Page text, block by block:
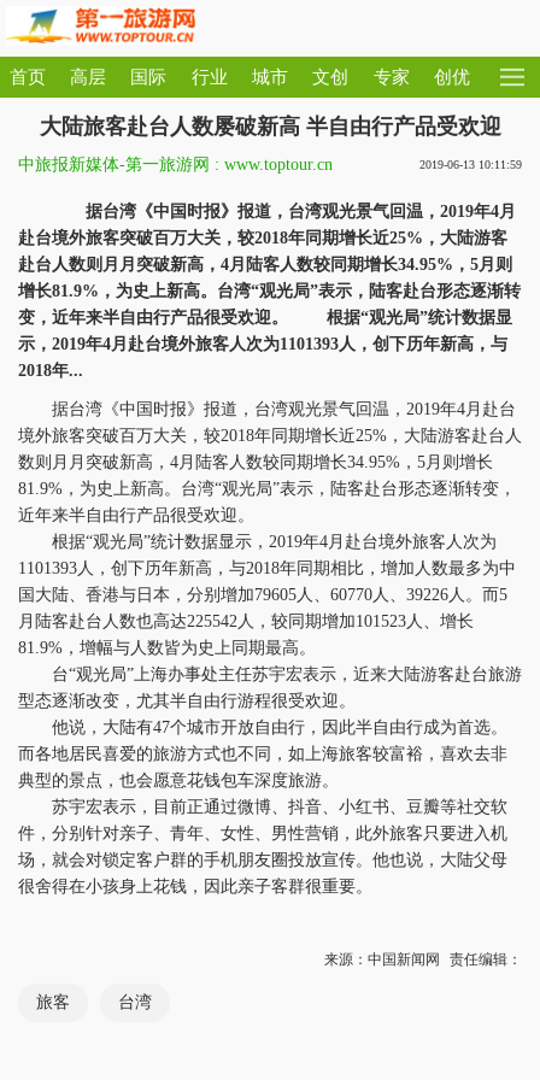
首页 高层 国际 行业 城市 文创 专家 创优
大陆旅客赴台人数屡破新高 半自由行产品受欢迎
中旅报新媒体-第一旅游网 : www.toptour.cn 2019-06-13 10:11:59
据台湾《中国时报》报道，台湾观光景气回温，2019年4月
赴台境外旅客突破百万大关，较2018年同期增长近25%，大陆游客
赴台人数则月月突破新高，4月陆客人数较同期增长34.95%，5月则
增长81.9%，为史上新高。台湾“观光局”表示，陆客赴台形态逐渐转
变，近年来半自由行产品很受欢迎。 根据“观光局”统计数据显
示，2019年4月赴台境外旅客人次为1101393人，创下历年新高，与
2018年...
据台湾《中国时报》报道，台湾观光景气回温，2019年4月赴台
境外旅客突破百万大关，较2018年同期增长近25%，大陆游客赴台人
数则月月突破新高，4月陆客人数较同期增长34.95%，5月则增长
81.9%，为史上新高。台湾“观光局”表示，陆客赴台形态逐渐转变，
近年来半自由行产品很受欢迎。
根据“观光局”统计数据显示，2019年4月赴台境外旅客人次为
1101393人，创下历年新高，与2018年同期相比，增加人数最多为中
国大陆、香港与日本，分别增加79605人、60770人、39226人。而5
月陆客赴台人数也高达225542人，较同期增加101523人、增长
81.9%，增幅与人数皆为史上同期最高。
台“观光局”上海办事处主任苏宇宏表示，近来大陆游客赴台旅游
型态逐渐改变，尤其半自由行游程很受欢迎。
他说，大陆有47个城市开放自由行，因此半自由行成为首选。
而各地居民喜爱的旅游方式也不同，如上海旅客较富裕，喜欢去非
典型的景点，也会愿意花钱包车深度旅游。
苏宇宏表示，目前正通过微博、抖音、小红书、豆瓣等社交软
件，分别针对亲子、青年、女性、男性营销，此外旅客只要进入机
场，就会对锁定客户群的手机朋友圈投放宣传。他也说，大陆父母
很舍得在小孩身上花钱，因此亲子客群很重要。
来源：中国新闻网 责任编辑：
旅客 台湾